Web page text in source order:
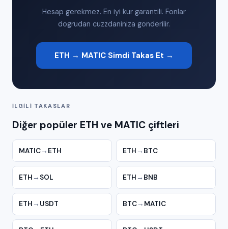
Hesap gerekmez. En iyi kur garantili. Fonlar
dogrudan cuzzdaniniza gonderilir.
ETH → MATIC Simdi Takas Et →
İLGILI TAKASLAR
Diğer popüler ETH ve MATIC çiftleri
MATIC→ ETH ETH → BTC
ETH → SOL ETH → BNB
ETH → USDT BTC→ MATIC